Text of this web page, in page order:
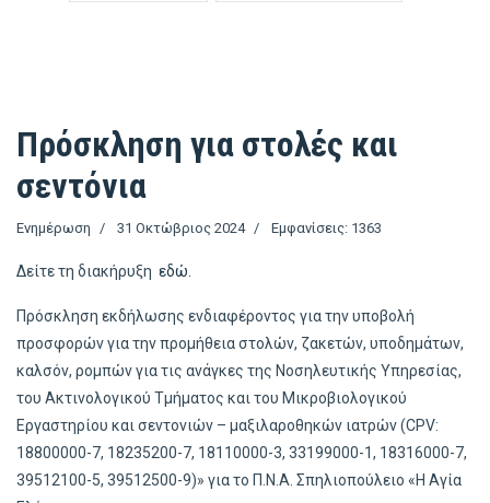
Πρόσκληση για στολές και
σεντόνια
Ενημέρωση 31 Οκτώβριος 2024 Εμφανίσεις: 1363
Δείτε τη διακήρυξη εδώ
Πρόσκληση εκδήλωσης ενδιαφέροντος για την υποβολή
προσφορών για την προμήθεια στολών, ζακετών, υποδημάτων,
καλσόν, ρομπών για τις ανάγκες της Νοσηλευτικής Υπηρεσίας,
του Ακτινολογικού Τμήματος και του Μικροβιολογικού
Εργαστηρίου και σεντονιών – μαξιλαροθηκών ιατρών (CPV:
18800000-7, 18235200-7, 18110000-3, 33199000-1, 18316000-7,
39512100-5, 39512500-9)» για το Π.Ν.Α. Σπηλιοπούλειο «Η Αγία